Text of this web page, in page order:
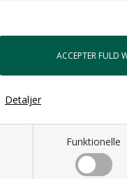
Funktionelle
Detaljer